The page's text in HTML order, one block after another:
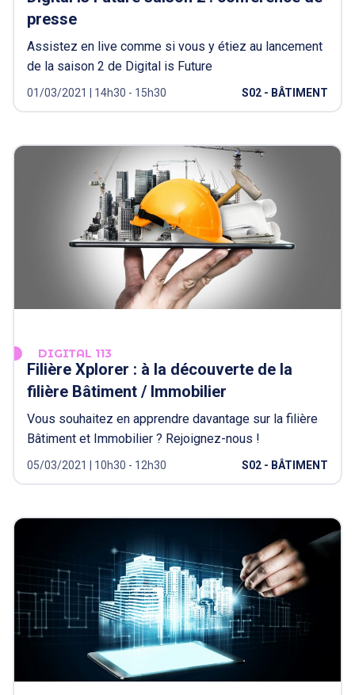
presse
Assistez en live comme si vous y étiez au lancement
de la saison 2 de Digital is Future
01/03/2021 | 14h30 - 15h30 S02 - BÂTIMENT
DIGITAL 113
Filière Xplorer : à la découverte de la
filière Bâtiment / Immobilier
Vous souhaitez en apprendre davantage sur la filière
Bâtiment et Immobilier ? Rejoignez-nous !
05/03/2021 | 10h30 - 12h30 S02 - BÂTIMENT